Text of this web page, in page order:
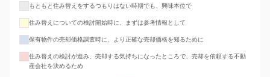
もともと住み替えをするつもりはない時期でも、興味本位で
住み替えについての検討開始時に、まずは参考情報として
保有物件の売却価格調査時に、より正確な売却価格を知るために
住み替えの検討が進み、売却する気持ちになったところで、売却を依頼する不動
産会社を決めるため